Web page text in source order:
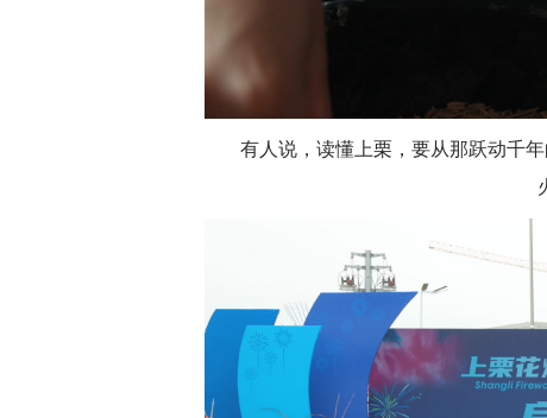
有人说，读懂上栗，要从那跃动千